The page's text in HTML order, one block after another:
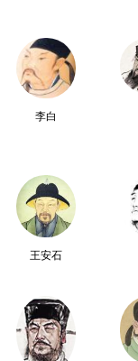
李白
王安石